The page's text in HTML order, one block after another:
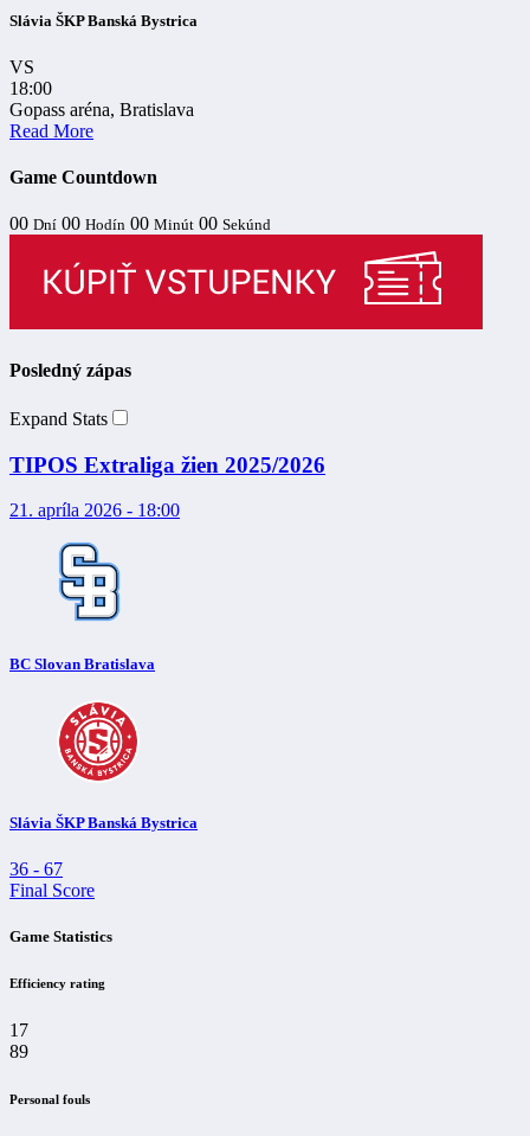
Slávia ŠKP Banská Bystrica
VS
18:00
Gopass aréna, Bratislava
Read More
Game Countdown
00 Dní 00 Hodín 00 Minút 00 Sekúnd
Posledný zápas
Expand Stats
TIPOS Extraliga žien 2025/2026
21. apríla 2026 - 18:00
BC Slovan Bratislava
Slávia ŠKP Banská Bystrica
36 - 67
Final Score
Game Statistics
Efficiency rating
17
89
Personal fouls